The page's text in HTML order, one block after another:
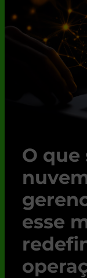
O
esse